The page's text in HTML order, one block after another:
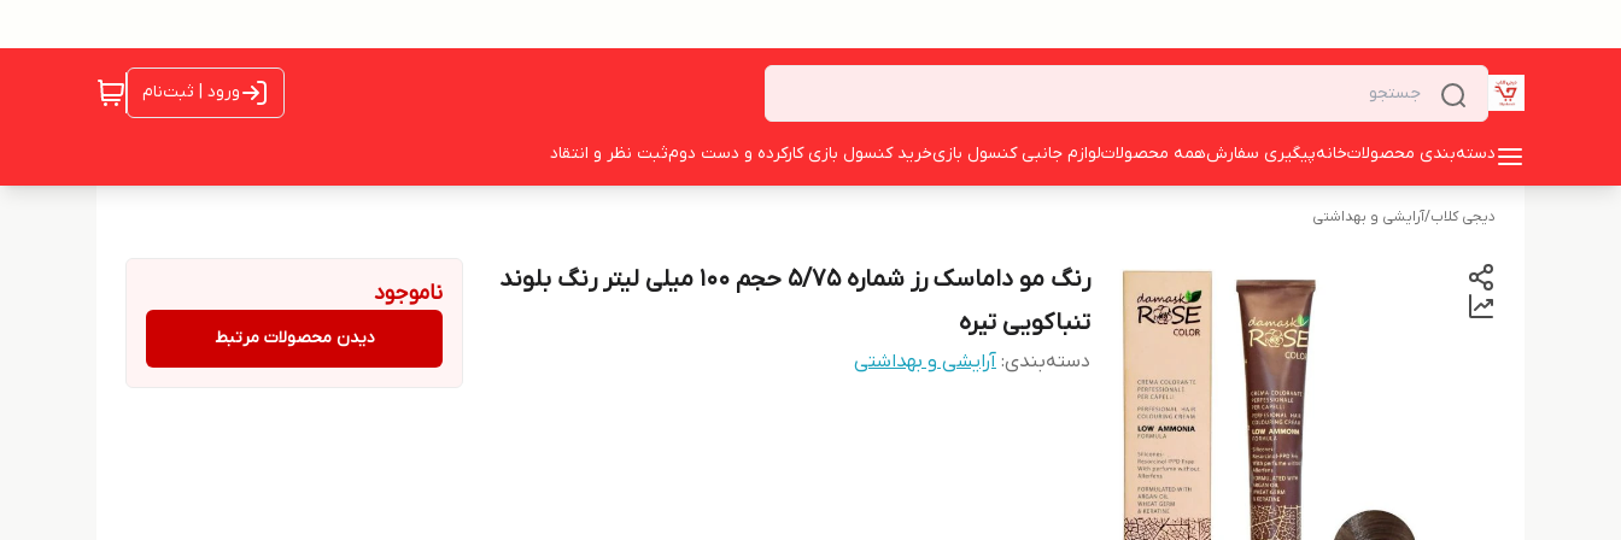
ورود | ثبت‌نام
دسته‌بندی محصولاتخانهپیگیری سفارشهمه محصولاتلوازم جانبی کنسول بازیخرید کنسول بازی کارکرده و دست دومثبت نظر و انتقاد
دیجی کلاب/آرایشی و بهداشتی
رنگ مو داماسک رز شماره 5/75 حجم 100 میلی لیتر رنگ بلوند
تنباکویی تیره
دسته‌بندی: آرایشی و بهداشتی
ناموجود
دیدن محصولات مرتبط